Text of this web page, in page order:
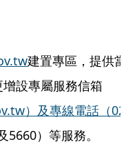
建置專區，提供當
設專屬服務信箱
）及專線電話（
5660）等服務。